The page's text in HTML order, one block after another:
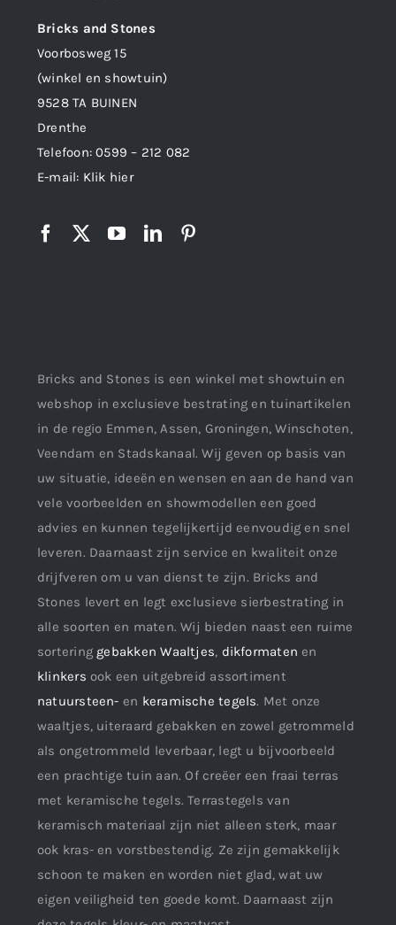
Bricks and Stones
Voorbosweg 15
(winkel en showtuin)
9528 TA BUINEN
Drenthe
Telefoon:0599 – 212 082
E-mail: Klik hier
Bricks and Stones is een winkel met showtuin en
webshop in exclusieve bestrating en tuinartikelen
in de regio Emmen, Assen, Groningen, Winschoten,
Veendam en Stadskanaal. Wij geven op basis van
uw situatie, ideeën en wensen en aan de hand van
vele voorbeelden en showmodellen een goed
advies en kunnen tegelijkertijd eenvoudig en snel
leveren. Daarnaast zijn service en kwaliteit onze
drijfveren om u van dienst te zijn. Bricks and
Stones levert en legt exclusieve sierbestrating in
alle soorten en maten. Wij bieden naast een ruime
sortering gebakken Waaltjes, dikformaten en
klinkers ook een uitgebreid assortiment
natuursteen- en keramische tegels. Met onze
waaltjes, uiteraard gebakken en zowel getrommeld
als ongetrommeld leverbaar, legt u bijvoorbeeld
een prachtige tuin aan. Of creëer een fraai terras
met keramische tegels. Terrastegels van
keramisch materiaal zijn niet alleen sterk, maar
ook kras- en vorstbestendig. Ze zijn gemakkelijk
schoon te maken en worden niet glad, wat uw
eigen veiligheid ten goede komt. Daarnaast zijn